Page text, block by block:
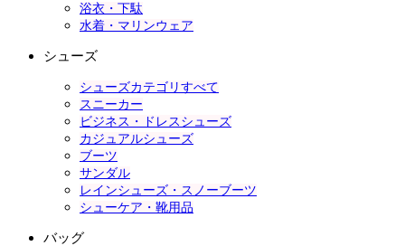
浴衣・下駄
水着・マリンウェア
シューズ
シューズカテゴリすべて
スニーカー
ビジネス・ドレスシューズ
カジュアルシューズ
ブーツ
サンダル
レインシューズ・スノーブーツ
シューケア・靴用品
バッグ